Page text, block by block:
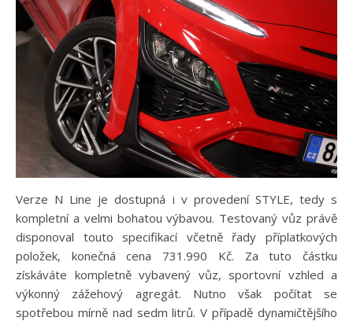
Verze N Line je dostupná i v provedení STYLE, tedy s
kompletní a velmi bohatou výbavou. Testovaný vůz právě
disponoval touto specifikací včetně řady příplatkových
položek, konečná cena 731.990 Kč. Za tuto částku
získáváte kompletně vybavený vůz, sportovní vzhled a
výkonný zážehový agregát. Nutno však počítat se
spotřebou mírně nad sedm litrů. V případě dynamičtějšího